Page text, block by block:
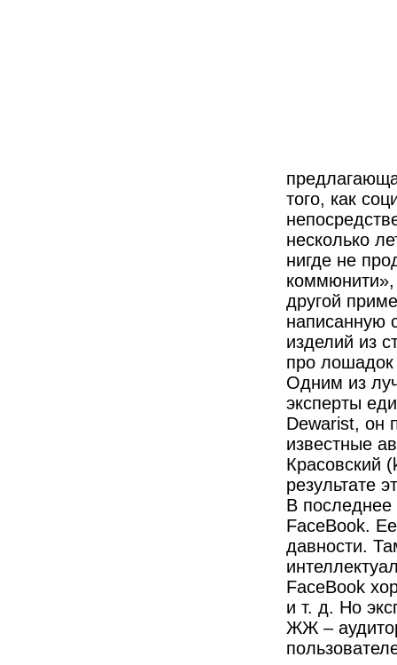
того, как
несколько
нигде не
коммюнити»,
другой
написанную
изделий из
про лошадок
Одним из
эксперты
Dewarist, он
известные
Красовский
результате
В последнее
FaceBook.
давности.
FaceBook
и т. д. Но
ЖЖ –